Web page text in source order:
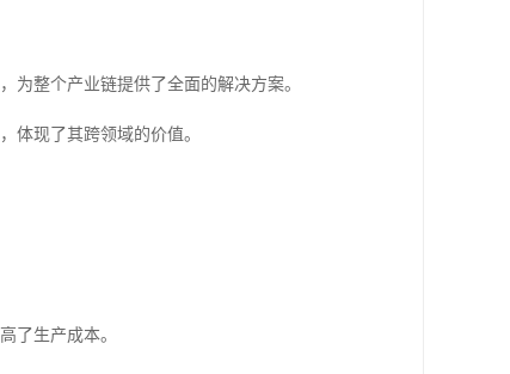
为整个产业链提供了全面的解决方案。
体现了其跨领域的价值。
了生产成本。